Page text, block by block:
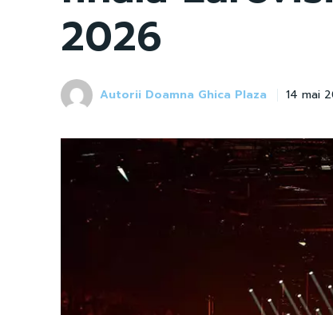
2026
Autorii Doamna Ghica Plaza 14 mai